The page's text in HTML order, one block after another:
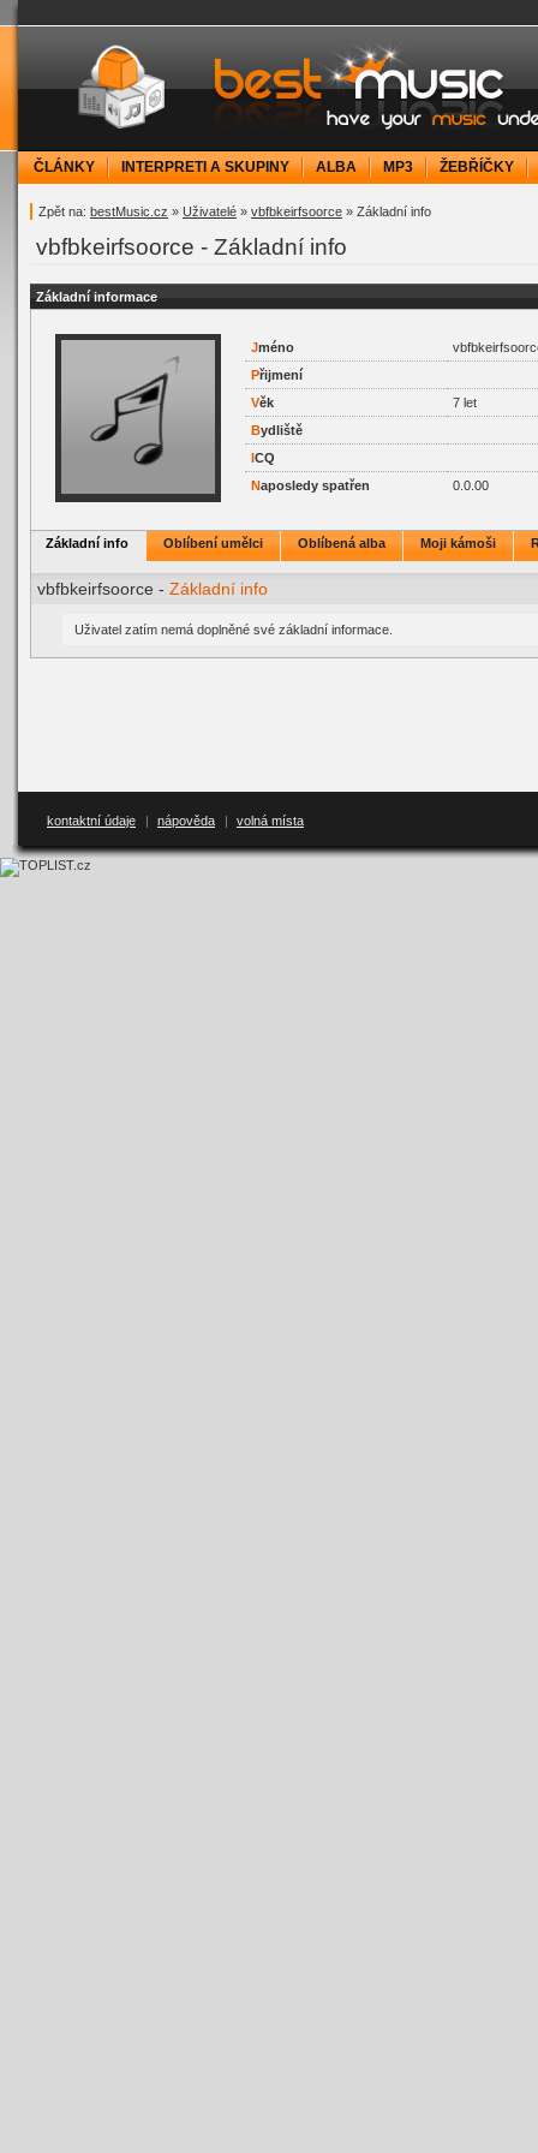
bestMusic.cz - Have your music under
ČLÁNKY INTERPRETI A SKUPINY ALBA MP3 ŽEBŘÍČKY
Zpět na: bestMusic.cz » Uživatelé » vbfbkeirfsoorce » Základní info
vbfbkeirfsoorce - Základní info
Základní informace
Jméno
Přijmení
Věk
7 let
Bydliště
ICQ
Naposledy spatřen 0.0.00
Základní info Oblíbení umělci Oblíbená alba Moji kámoši
vbfbkeirfsoorce - Základní info
Uživatel zatím nemá doplněné své základní informace.
kontaktní údaje | nápověda | volná místa